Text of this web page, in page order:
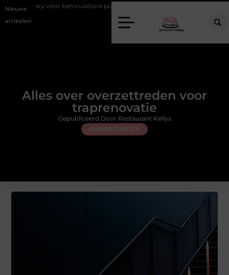
Nieuwe
artikelen
plantfoto’s Creëer jouw droomhuis in Deventer
Alles over overzettreden voor
traprenovatie
AANBIEDINGEN
Gepubliceerd Door Restaurant Kellys